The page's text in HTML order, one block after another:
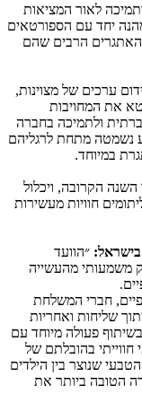
לאור המציאות
יחד עם הספורטאים
הרבים שהם
ערכים של מצוינות,
את המחויבות
ולתמיכה בחברה
נשמטה מתחת לרגליהם
במיוחד.
הקרובה, ויכלול
חוויות מעשירות
בישראל: ״הוועד
משמעותי מהעשייה
חברי המשלחת
שליחות ואחריות
פעולה מיוחד עם
חווייתי בהובלתם של
שנוצר בין הילדים
הטובה ביותר את